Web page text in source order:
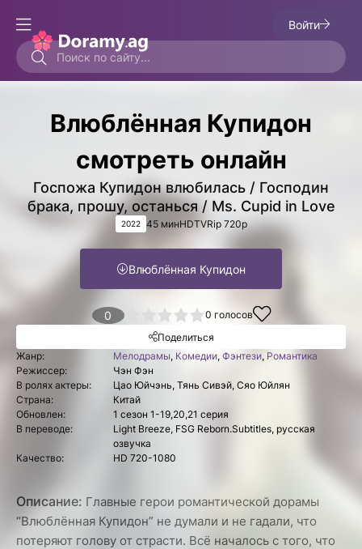
Войти
Влюблённая Купидон
смотреть онлайн
Госпожа Купидон влюбилась / Господин
брака, прошу, останься / Ms. Cupid in Love
2022 45 минHDTVRip 720p
Влюблённая Купидон
0
4 5 0 голосов
Поделиться
Жанр:
Мелодрамы, Комедии, Фэнтези, Романтика
Режиссер:
Чэн Фэн
В ролях актеры:
Цао Юйчэнь, Тянь Сивэй, Сяо Юйлян
Страна:
Китай
Обновлен:
1 сезон 1-19,20,21 серия
В переводе:
Light Breeze, FSG Reborn.Subtitles, русская
озвучка
Качество:
HD 720-1080
Описание: Главные герои романтической дорамы
“Влюблённая Купидон” не думали и не гадали, что
потеряют голову от страсти. Всё началось с того, что